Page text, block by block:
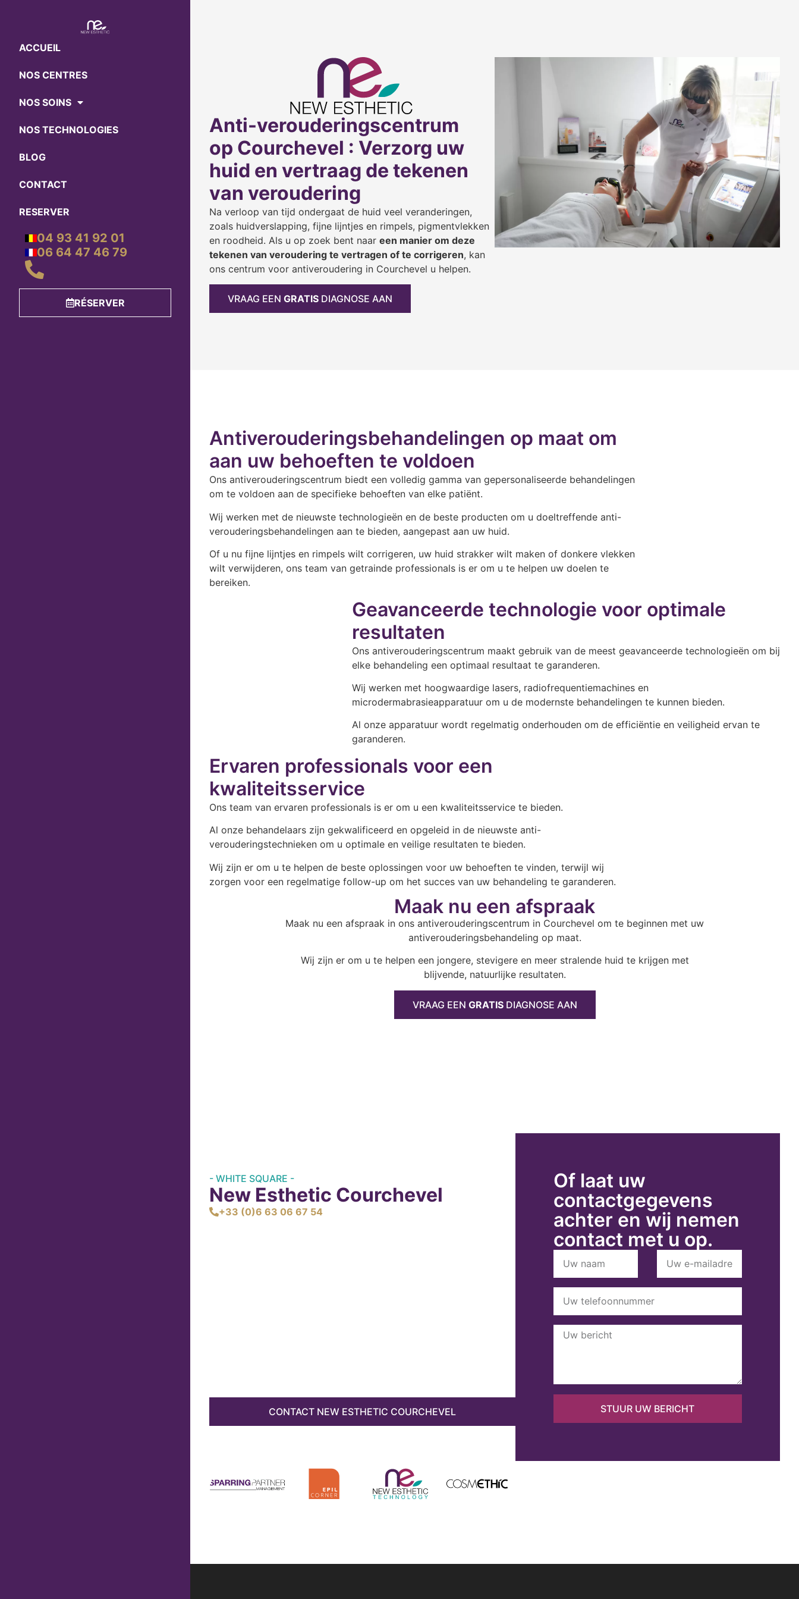
ACCUEIL
NOS CENTRES
NOS SOINS
NOS TECHNOLOGIES
BLOG
CONTACT
RESERVER
04 93 41 92 01
06 64 47 46 79
RÉSERVER
Anti-verouderingscentrum
op Courchevel : Verzorg uw
huid en vertraag de tekenen
van veroudering
Na verloop van tijd ondergaat de huid veel veranderingen,
zoals huidverslapping, fijne lijntjes en rimpels, pigmentvlekken
en roodheid. Als u op zoek bent naar een manier om deze
tekenen van veroudering te vertragen of te corrigeren, kan
ons centrum voor antiveroudering in Courchevel u helpen.
VRAAG EEN GRATIS DIAGNOSE AAN
Antiverouderingsbehandelingen op maat om
aan uw behoeften te voldoen
Ons antiverouderingscentrum biedt een volledig gamma van gepersonaliseerde behandelingen
om te voldoen aan de specifieke behoeften van elke patiënt.
Wij werken met de nieuwste technologieën en de beste producten om u doeltreffende anti-
verouderingsbehandelingen aan te bieden, aangepast aan uw huid.
Of u nu fijne lijntjes en rimpels wilt corrigeren, uw huid strakker wilt maken of donkere vlekken
wilt verwijderen, ons team van getrainde professionals is er om u te helpen uw doelen te
bereiken.
Geavanceerde technologie voor optimale
resultaten
Ons antiverouderingscentrum maakt gebruik van de meest geavanceerde technologieën om bij
elke behandeling een optimaal resultaat te garanderen.
Wij werken met hoogwaardige lasers, radiofrequentiemachines en
microdermabrasieapparatuur om u de modernste behandelingen te kunnen bieden.
Al onze apparatuur wordt regelmatig onderhouden om de efficiëntie en veiligheid ervan te
garanderen.
Ervaren professionals voor een
kwaliteitsservice
Ons team van ervaren professionals is er om u een kwaliteitsservice te bieden.
Al onze behandelaars zijn gekwalificeerd en opgeleid in de nieuwste anti-
verouderingstechnieken om u optimale en veilige resultaten te bieden.
Wij zijn er om u te helpen de beste oplossingen voor uw behoeften te vinden, terwijl wij
zorgen voor een regelmatige follow-up om het succes van uw behandeling te garanderen.
Maak nu een afspraak
Maak nu een afspraak in ons antiverouderingscentrum in Courchevel om te beginnen met uw
antiverouderingsbehandeling op maat.
Wij zijn er om u te helpen een jongere, stevigere en meer stralende huid te krijgen met
blijvende, natuurlijke resultaten.
VRAAG EEN GRATISDIAGNOSE AAN
- WHITE SQUARE -
New Esthetic Courchevel
+33 (0)6 63 06 67 54
CONTACT NEW ESTHETIC COURCHEVEL
Of laat uw
contactgegevens
achter en wij nemen
contact met u op.
STUUR UW BERICHT